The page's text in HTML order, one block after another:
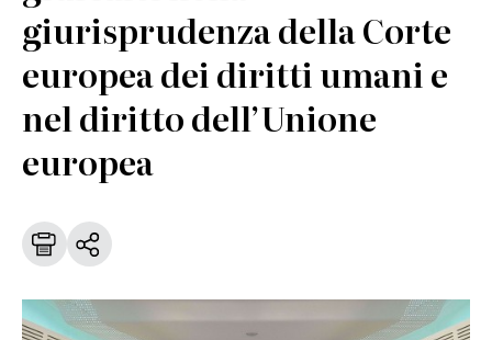
giurisprudenza della Corte
europea dei diritti umani e
nel diritto dell’Unione
europea